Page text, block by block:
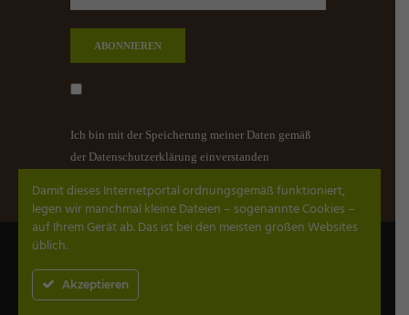
Ich bin mit der Speicherung meiner Daten gemäß
der Datenschutzerklärung einverstanden
by Evolvet.
Damit dieses Internetportal ordnungsgemäß funktioniert,
legen wir manchmal kleine Dateien – sogenannte Cookies –
auf Ihrem Gerät ab. Das ist bei den meisten großen Websites
üblich.
Akzeptieren